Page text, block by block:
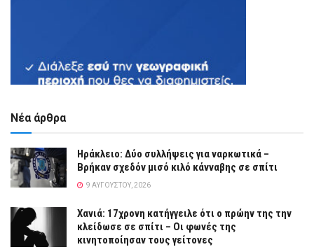
Νέα άρθρα
Ηράκλειο: Δύο συλλήψεις για ναρκωτικά –
Βρήκαν σχεδόν μισό κιλό κάνναβης σε σπίτι
9 ΑΥΓΟΎΣΤΟΥ, 2026
Χανιά: 17χρονη κατήγγειλε ότι ο πρώην της την
κλείδωσε σε σπίτι – Οι φωνές της
κινητοποίησαν τους γείτονες